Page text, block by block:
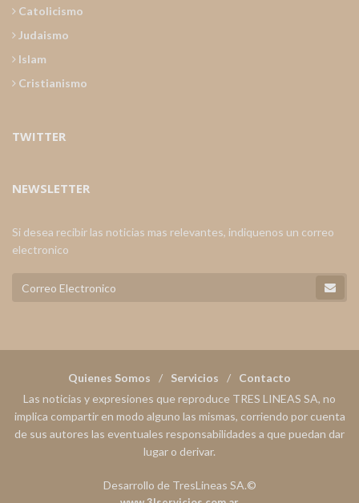
Catolicismo
Judaismo
Islam
Cristianismo
TWITTER
NEWSLETTER
Si desea recibir las noticias mas relevantes, indiquenos un correo
electronico
Quienes Somos Servicios
Contacto
Las noticias y expresiones que reproduce TRES LINEAS SA, no
implica compartir en modo alguno las mismas, corriendo por cuenta
de sus autores las eventuales responsabilidades a que puedan dar
lugar o derivar.
Desarrollo de TresLineas SA.©